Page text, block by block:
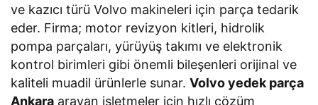
ve kazıcı türü Volvo makineleri için parça tedarik
eder. Firma; motor revizyon kitleri, hidrolik
pompa parçaları, yürüyüş takımı ve elektronik
kontrol birimleri gibi önemli bileşenleri orijinal ve
kaliteli muadil ürünlerle sunar.Volvo yedek parça
Ankara arayan işletmeler için hızlı çözüm